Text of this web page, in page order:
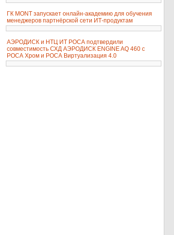
ГК MONT запускает онлайн-академию для обучения
менеджеров партнёрской сети ИТ-продуктам
АЭРОДИСК и НТЦ ИТ РОСА подтвердили
совместимость СХД АЭРОДИСК ENGINE AQ 460 с
РОСА Хром и РОСА Виртуализация 4.0